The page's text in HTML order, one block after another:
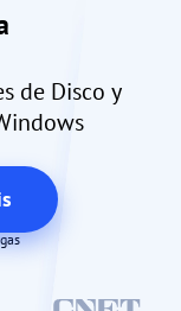
de Disco y